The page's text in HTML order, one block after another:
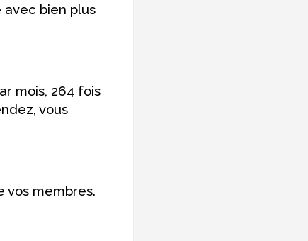
bien plus
mois, 264 fois
vous
vos membres.